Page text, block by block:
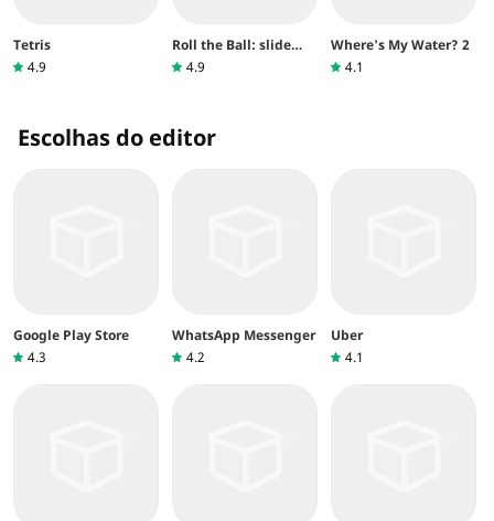
Tetris
4.9
Roll the Ball: slide
puzzle
4.9
Where's My Water? 2
4.1
Escolhas do editor
Google Play Store
4.3
WhatsApp Messenger
4.2
Uber
4.1